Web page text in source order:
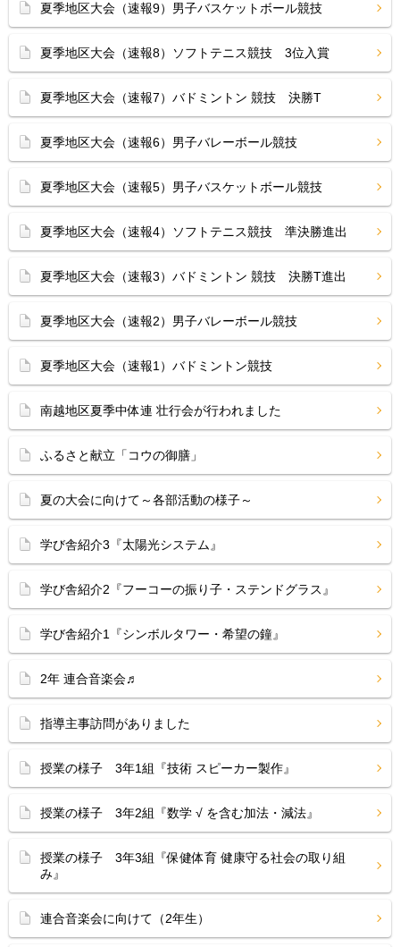
夏季地区大会（速報9）男子バスケットボール競技
夏季地区大会（速報8）ソフトテニス競技 3位入賞
夏季地区大会（速報7）バドミントン 競技 決勝T
夏季地区大会（速報6）男子バレーボール競技
夏季地区大会（速報5）男子バスケットボール競技
夏季地区大会（速報4）ソフトテニス競技 準決勝進出
夏季地区大会（速報3）バドミントン 競技 決勝T進出
夏季地区大会（速報2）男子バレーボール競技
夏季地区大会（速報1）バドミントン競技
南越地区夏季中体連 壮行会が行われました
ふるさと献立「コウの御膳」
夏の大会に向けて～各部活動の様子～
学び舎紹介3『太陽光システム』
学び舎紹介2『フーコーの振り子・ステンドグラス』
学び舎紹介1『シンボルタワー・希望の鐘』
2年 連合音楽会♬
指導主事訪問がありました
授業の様子 3年1組『技術 スピーカー製作』
授業の様子 3年2組『数学 √ を含む加法・減法』
授業の様子 3年3組『保健体育 健康守る社会の取り組
み』
連合音楽会に向けて（2年生）